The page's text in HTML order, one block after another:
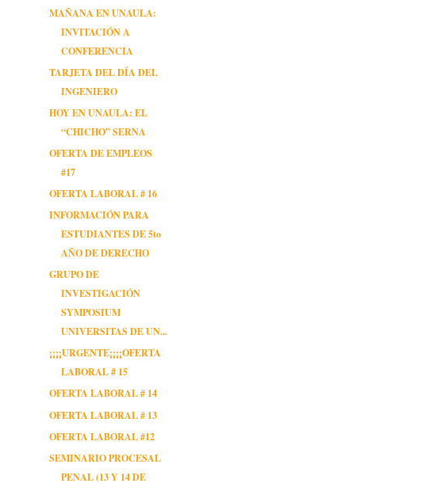
MAÑANA EN UNAULA:
INVITACIÓN A
CONFERENCIA
TARJETA DEL DÍA DEL
INGENIERO
HOY EN UNAULA: EL
“CHICHO” SERNA
OFERTA DE EMPLEOS
#17
OFERTA LABORAL # 16
INFORMACIÓN PARA
ESTUDIANTES DE 5to
AÑO DE DERECHO
GRUPO DE
INVESTIGACIÓN
SYMPOSIUM
UNIVERSITAS DE UN...
¡¡¡¡URGENTE¡¡¡¡OFERTA
LABORAL # 15
OFERTA LABORAL # 14
OFERTA LABORAL # 13
OFERTA LABORAL #12
SEMINARIO PROCESAL
PENAL (13 Y 14 DE